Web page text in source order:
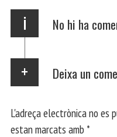
i No hi ha
Deixa un
L'adreça electrònica no es
estan marcats amb *